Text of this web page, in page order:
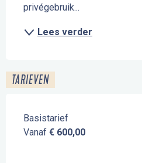
privégebruik...
Lees verder
TARIEVEN
Basistarief
Vanaf € 600,00